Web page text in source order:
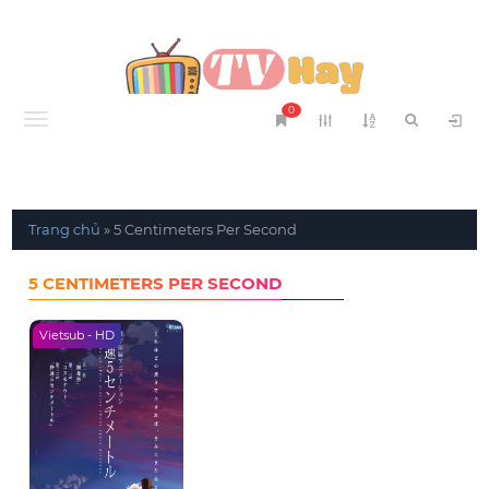
Menu
0
Trang chủ »5 Centimeters Per Second
5 CENTIMETERS PER SECOND
Vietsub - HD